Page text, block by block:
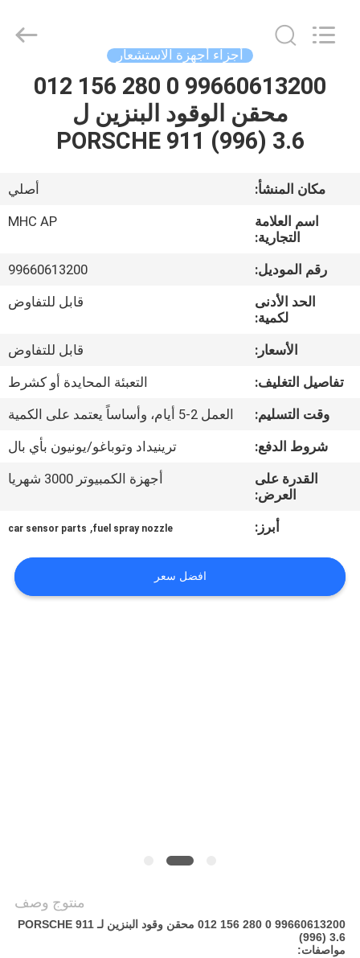
الصفحة
الرئيسية
معلومات
جولة
المعمل
مراقبة
الجودة
اتصل
اطلب
اقتباس
Limited.
أجزاء أجهزة الاستشعار
99660613200 0 280 156 012
محقن الوقود البنزين ل
PORSCHE 911 (996) 3.6
مكان المنشأ:
أصلي
اسم العلامة
التجارية:
MHC AP
رقم الموديل:
99660613200
الحد الأدنى
لكمية:
قابل للتفاوض
الأسعار:
قابل للتفاوض
تفاصيل التغليف:
التعبئة المحايدة أو كشرط
وقت التسليم:
العمل 2-5 أيام، وأساساً يعتمد على الكمية
شروط الدفع:
ترينيداد وتوباغو/يونيون بأي بال
القدرة على
العرض:
أجهزة الكمبيوتر 3000 شهريا
أبرز: fuel spray nozzle
,
car sensor parts
افضل سعر
منتوج وصف
99660613200 0 280 156 012 محقن وقود البنزين لـ PORSCHE 911
(996) 3.6
مواصفات: